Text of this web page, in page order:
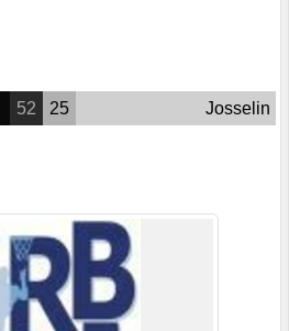
52 25 Josselin